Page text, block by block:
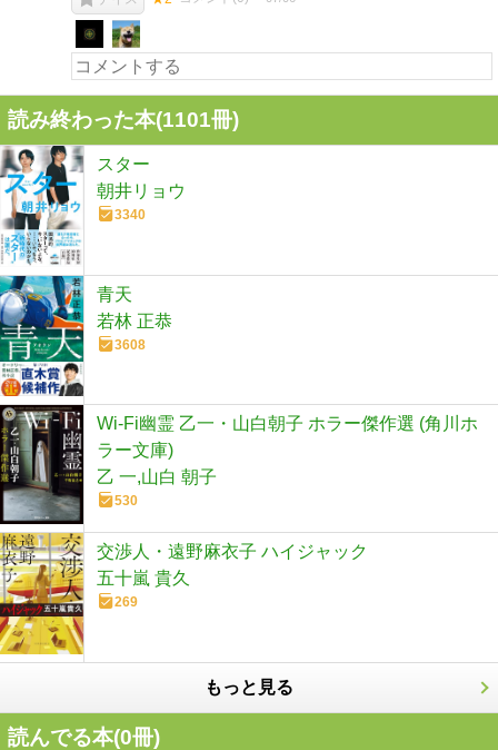
読み終わった本(1101冊)
スター
朝井リョウ
3340
青天
若林 正恭
3608
Wi-Fi幽霊 乙一・山白朝子 ホラー傑作選 (角川ホ
ラー文庫)
乙 一,山白 朝子
530
交渉人・遠野麻衣子 ハイジャック
五十嵐 貴久
269
もっと見る
読んでる本(0冊)